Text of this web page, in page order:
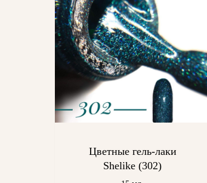
Цветные гель-лаки
Shelike (302)